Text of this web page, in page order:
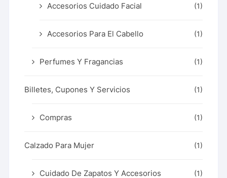
Accesorios Cuidado Facial (1)
Accesorios Para El Cabello (1)
Perfumes Y Fragancias (1)
Billetes, Cupones Y Servicios (1)
Compras (1)
Calzado Para Mujer (1)
Cuidado De Zapatos Y Accesorios (1)